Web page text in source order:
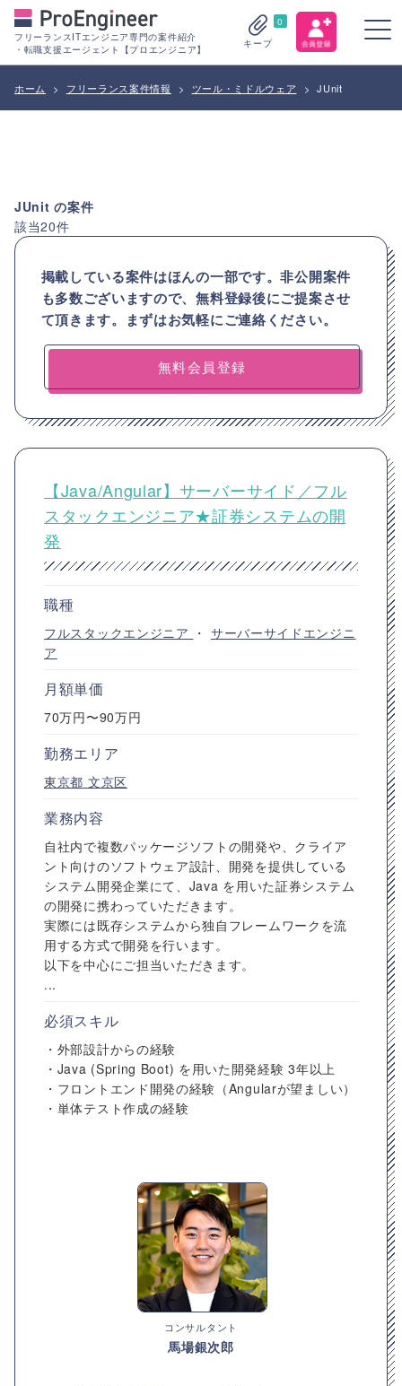
フリーランスITエンジニア専門の案件紹介
・転職支援エージェント【プロエンジニア】
0
キープ
ホーム > フリーランス案件情報 > ツール・ミドルウェア > JUnit
JUnitの案件
該当20件
掲載している案件はほんの一部です。非公開案件
も多数ございますので、無料登録後にご提案させ
て頂きます。まずはお気軽にご連絡ください。
無料会員登録
【Java/Angular】サーバーサイド／フル
スタックエンジニア★証券システムの開
発
職種
フルスタックエンジニア ・ サーバーサイドエンジニ
ア
月額単価
70万円〜90万円
勤務エリア
東京都 文京区
業務内容
自社内で複数パッケージソフトの開発や、クライア
ント向けのソフトウェア設計、開発を提供している
システム開発企業にて、Java を用いた証券システム
の開発に携わっていただきます。
実際には既存システムから独自フレームワークを流
用する方式で開発を行います。
以下を中心にご担当いただきます。
...
必須スキル
・外部設計からの経験
・Java (Spring Boot) を用いた開発経験 3年以上
・フロントエンド開発の経験（Angularが望ましい）
・単体テスト作成の経験
コンサルタント
馬場銀次郎